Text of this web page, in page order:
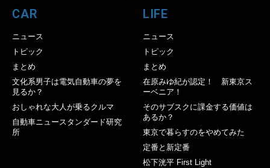
CAR
ニュース
トピック
まとめ
文化系男子は電気自動車の夢を
見るか？
おしゃれな大人が乗るクルマ
自動車ニュースタンダード研究
所
LIFE
ニュース
トピック
まとめ
在原みゆ紀が認定！ 新東京ス
ーベニア！
そのサブスクに課金する価値は
あるか？
東京で暮らすのをやめてみた
定番と新定番
松下洸平 First Light